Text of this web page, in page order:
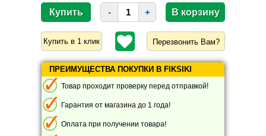
- +
Перезвонить Вам?
ПРЕИМУЩЕСТВА ПОКУПКИ В FIKSIKI
Товар проходит проверку перед отправкой!
Гарантия от магазина до 1 года!
Оплата при получении товара!